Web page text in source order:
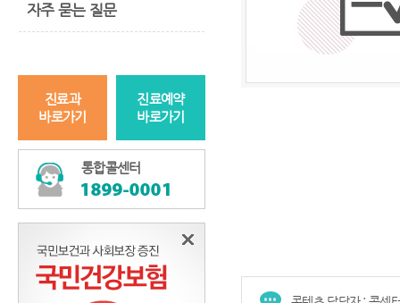
자주 묻는 질문
진료과
바로가기
진료예약
바로가기
통합콜센터